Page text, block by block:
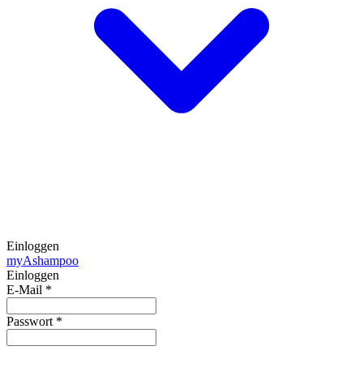
Einloggen
myAshampoo
Einloggen
E-Mail *
Passwort *